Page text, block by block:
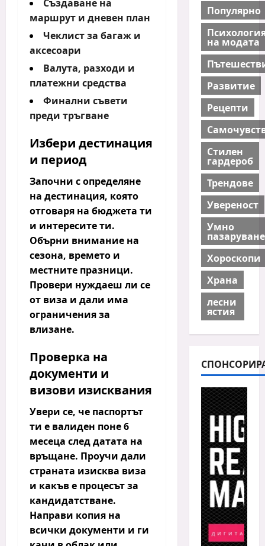
Създаване на
маршрут и дневен план
Чеклист за багаж и
аксесоари
Валута, разходи и
платежни средства
Финални съвети
преди тръгване
Избери дестинация
и период
Започни с определяне
на дестинация, която
отговаря на бюджета ти
и интересите ти.
Обърни внимание на
сезона, времето и
местните празници.
Провери нуждаеш ли се
от виза и дали има
ограничения за
влизане.
Проверка на
документи и
визови изисквания
Увери се, че паспортът
ти е валиден поне 6
месеца след датата на
връщане. Проучи дали
страната изисква виза
и какъв е процесът за
кандидатстване.
Направи копия на
всички документи и ги
Популярно
на модата
Развитие
Рецепти
Стилен
гардероб
Трендове
Увереност
Умно
пазаруване
Хороскопи
Храна
лесни
ястия